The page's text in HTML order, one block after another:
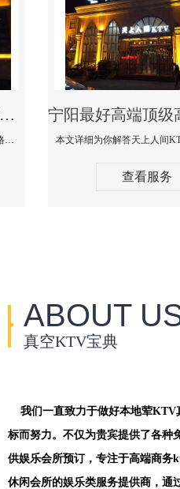
宁阳荤的KTV真空服务哪家好-英皇国际KTV消费价格口碑点评
本文详细为你解答英皇国际KTV消费价格点评，更多关于荤的KTV真空服务哪家好免费咨询1312 0333301微信同步！
查看服务
ABOUT
真空KTV宝典
我们一直致力于做好本地荤KTV
标而努力。不仅为贵宾提供了各种
供娱乐会所预订，专注于高端商务
休闲会所的娱乐类服务提供商，通